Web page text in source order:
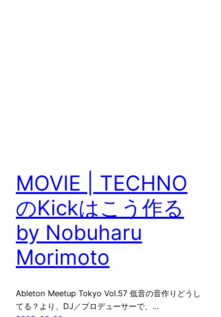
MOVIE | TECHNO
のKickはこう作る
by Nobuharu
Morimoto
Ableton Meetup Tokyo Vol.57 低音の音作りどうし
てる？より、DJ／プロデューサーで、…